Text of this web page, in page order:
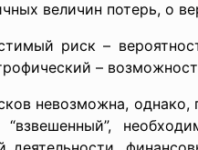
величин потерь, о
риcк –
–
невозможнa,